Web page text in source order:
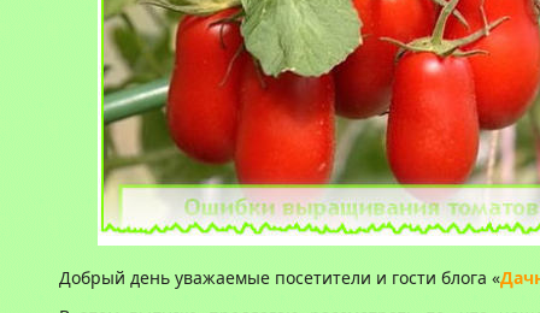
Добрый день уважаемые посетители и гости блога «